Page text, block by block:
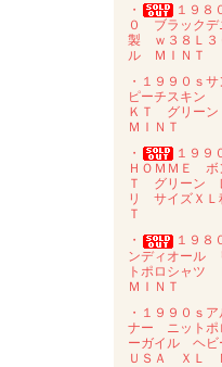
・
１９８
０ ブラック
製 ｗ３８Ｌ
ル ＭＩＮＴ
・１９９０ｓ
ピーチスキン
ＫＴ グリー
ＭＩＮＴ
・
１９９
ＨＯＭＭＥ ボ
Ｔ グリーン
リ サイズＸ
Ｔ
・
１９８
ンディオール
トポロシャツ
ＭＩＮＴ
・１９９０ｓ
ナー ニット
ーガイル ヘビ
ＵＳＡ ＸＬ